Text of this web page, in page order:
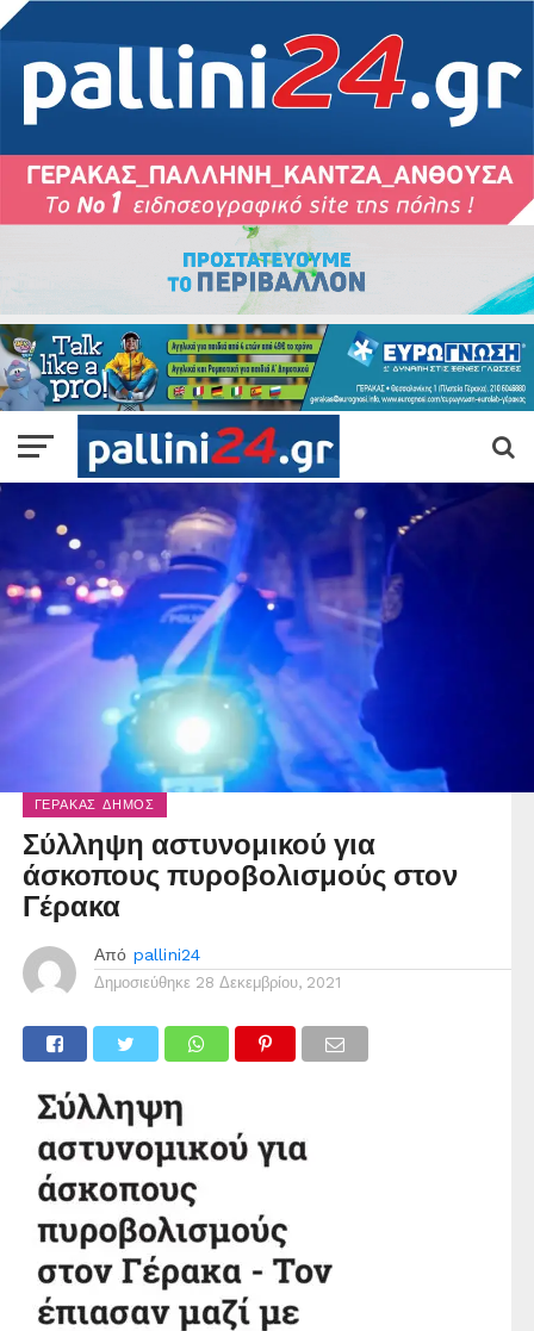
ΓΈΡΑΚΑΣ ΔΉΜΟΣ
Σύλληψη αστυνομικού για
άσκοπους πυροβολισμούς στον
Γέρακα
Από pallini24
Δημοσιεύθηκε 28 Δεκεμβρίου, 2021